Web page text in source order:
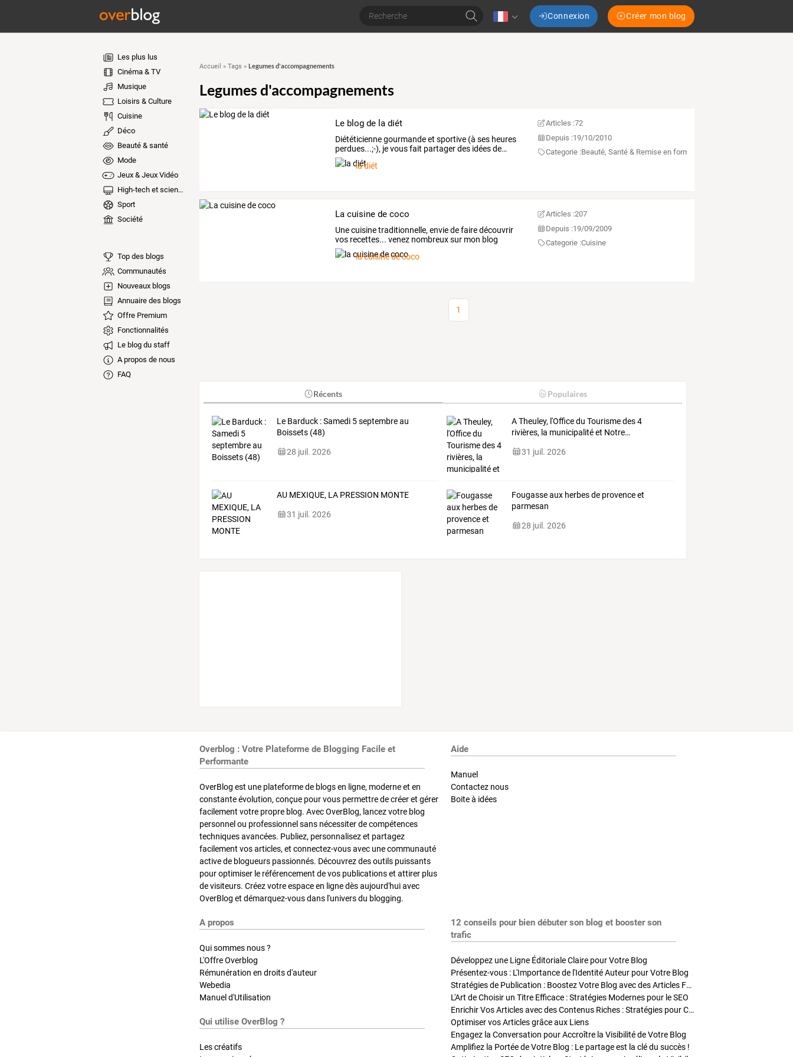
Connexion Créer mon blog
Les plus lus
Cinéma & TV
Musique
Loisirs & Culture
Cuisine
Déco
Beauté & santé
Mode
Jeux & Jeux Vidéo
High-tech et sciences
Sport
Société
Top des blogs
Communautés
Nouveaux blogs
Annuaire des blogs
Offre Premium
Fonctionnalités
Le blog du staff
A propos de nous
FAQ
Accueil » Tags » Legumes d'accompagnements
Legumes d'accompagnements
Le blog de la diét
Diététiciennegourmandeet sportive (à ses heures
perdues...;-), jevousfait partagerdes idéesde…
la diét
Articles :72
Depuis :19/10/2010
Categorie :Beauté, Santé & Remise en forme
La cuisine de coco
Une cuisine traditionnelle, envie de faire découvrir
vos recettes... venez nombreux sur mon blog
la cuisine de coco
Articles :207
Depuis :19/09/2009
Categorie :Cuisine
1
Récents Populaires
Le Barduck : Samedi 5 septembre au
Boissets (48)
28 juil. 2026
ATheuley, l'Officedu Tourismedes4
rivières, la municipalitéet Notre…
31 juil. 2026
AU MEXIQUE, LA PRESSION MONTE
31 juil. 2026
Fougasse aux herbes de provence et
parmesan
28 juil. 2026
Overblog : Votre Plateforme de Blogging Facile et
Performante
OverBlog est une plateforme de blogs en ligne, moderne et en
constante évolution, conçue pour vous permettre de créer et gérer
facilement votre propre blog. Avec OverBlog, lancez votre blog
personnel ou professionnel sans nécessiter de compétences
techniques avancées. Publiez, personnalisez et partagez
facilement vos articles, et connectez-vous avec une communauté
active de blogueurs passionnés. Découvrez des outils puissants
pour optimiser le référencement de vos publications et attirer plus
de visiteurs. Créez votre espace en ligne dès aujourd'hui avec
OverBlog et démarquez-vous dans l'univers du blogging.
Aide
Manuel
Contactez nous
Boite à idées
A propos
Qui sommes nous ?
L'Offre Overblog
Rémunération en droits d'auteur
Webedia
Manuel d'Utilisation
Qui utilise OverBlog ?
Les créatifs
12 conseils pour bien débuter son blog et booster son
trafic
Développez une Ligne Éditoriale Claire pour Votre Blog
Présentez-vous : L'Importance de l'Identité Auteur pour Votre Blog
Stratégies de Publication : Boostez Votre Blog avec des Articles Fréquents et Exclusifs
L'Art de Choisir un Titre Efficace : Stratégies Modernes pour le SEO
Enrichir Vos Articles avec des Contenus Riches : Stratégies pour Captiver et Optimiser
Optimiser vos Articles grâce aux Liens
Engagez la Conversation pour Accroître la Visibilité de Votre Blog
Amplifiez la Portée de Votre Blog : Le partage est la clé du succès !